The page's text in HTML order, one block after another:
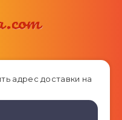
адрес доставки на